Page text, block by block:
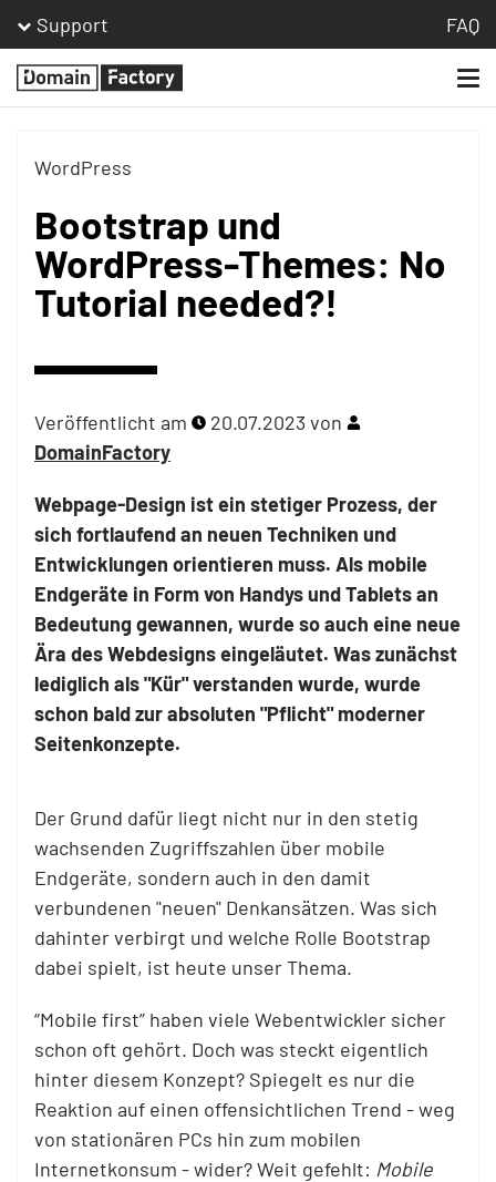
Support FAQ
Homepage
WordPress
Bootstrap und
WordPress-Themes: No
Tutorial needed?!
Veröffentlicht am 20.07.2023 von
DomainFactory
Webpage-Design ist ein stetiger Prozess, der
sich fortlaufend an neuen Techniken und
Entwicklungen orientieren muss. Als mobile
Endgeräte in Form von Handys und Tablets an
Bedeutung gewannen, wurde so auch eine neue
Ära des Webdesigns eingeläutet. Was zunächst
lediglich als "Kür" verstanden wurde, wurde
schon bald zur absoluten "Pflicht" moderner
Seitenkonzepte.
Der Grund dafür liegt nicht nur in den stetig
wachsenden Zugriffszahlen über mobile
Endgeräte, sondern auch in den damit
verbundenen "neuen" Denkansätzen. Was sich
dahinter verbirgt und welche Rolle Bootstrap
dabei spielt, ist heute unser Thema.
“Mobile first” haben viele Webentwickler sicher
schon oft gehört. Doch was steckt eigentlich
hinter diesem Konzept? Spiegelt es nur die
Reaktion auf einen offensichtlichen Trend - weg
von stationären PCs hin zum mobilen
Internetkonsum - wider? Weit gefehlt: Mobile